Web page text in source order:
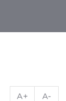
A+ A-